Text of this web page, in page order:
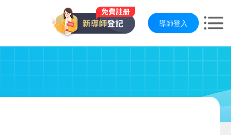
導師登入